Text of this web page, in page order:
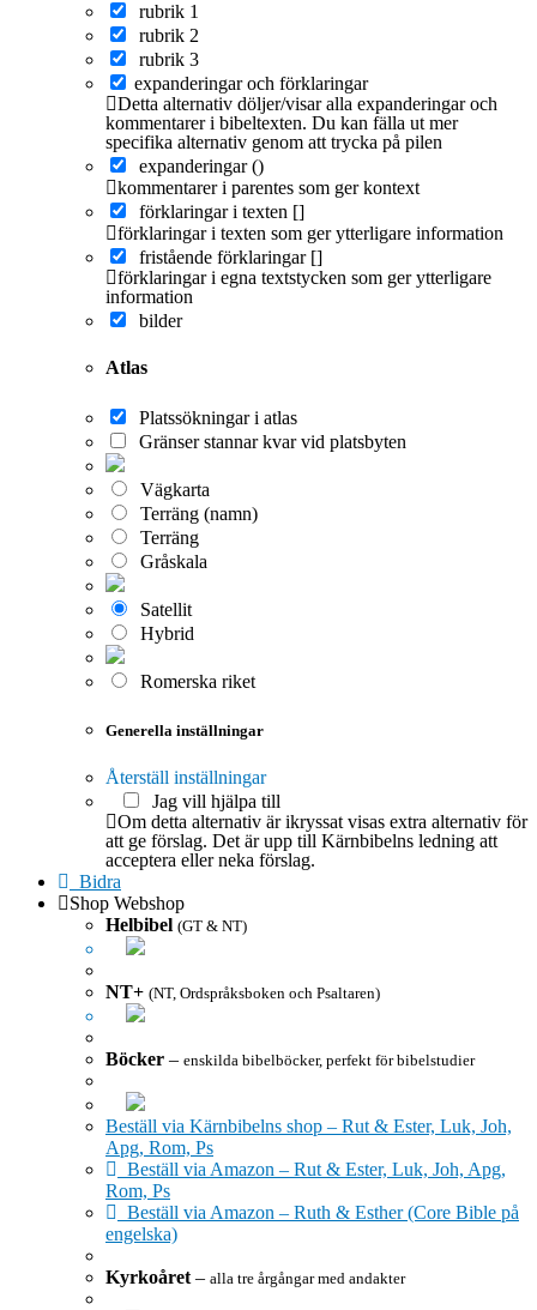
rubrik 1
rubrik 2
rubrik 3
expanderingar och förklaringar
Detta alternativ döljer/visar alla expanderingar och
kommentarer i bibeltexten. Du kan fälla ut mer
specifika alternativ genom att trycka på pilen
expanderingar ()
kommentarer i parentes som ger kontext
förklaringar i texten []
förklaringar i texten som ger ytterligare information
fristående förklaringar []
förklaringar i egna textstycken som ger ytterligare
information
bilder
Atlas
Platssökningar i atlas
Gränser stannar kvar vid platsbyten
Vägkarta
Terräng (namn)
Terräng
Gråskala
Satellit
Hybrid
Romerska riket
Generella inställningar
Återställ inställningar
Jag vill hjälpa till
Om detta alternativ är ikryssat visas extra alternativ för
att ge förslag. Det är upp till Kärnbibelns ledning att
acceptera eller neka förslag.
Bidra
Shop Webshop
Helbibel (GT & NT)
NT+ (NT, Ordspråksboken och Psaltaren)
Böcker – enskilda bibelböcker, perfekt för bibelstudier
Beställ via Kärnbibelns shop – Rut & Ester, Luk, Joh,
Apg, Rom, Ps
Beställ via Amazon – Rut & Ester, Luk, Joh, Apg,
Rom, Ps
Beställ via Amazon – Ruth & Esther (Core Bible på
engelska)
Kyrkoåret – alla tre årgångar med andakter